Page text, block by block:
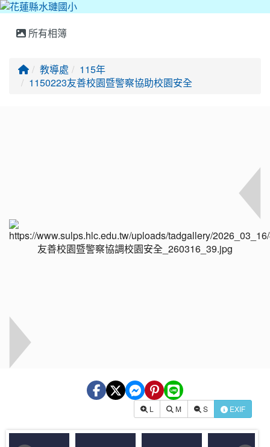
所有相簿
回首頁
教導處
115年
1150223友善校園暨警察協助校園安全
L M S EXIF